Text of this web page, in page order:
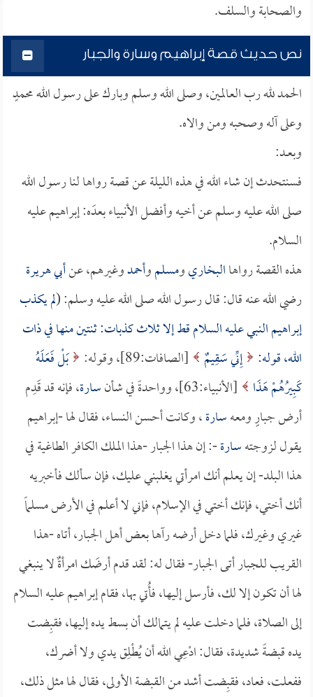
والصحابة والسلف.
نص حديث قصة إبراهيم وسارة والجبار
الحمد لله رب العالمين، وصلى الله وسلم وبارك على رسول الله محمدٍ
وعلى آله وصحبه ومن والاه.
وبعــد:
فسنتحدث إن شاء الله في هذه الليلة عن قصة رواها لنا رسول الله
صلى الله عليه وسلم عن أخيه وأفضل الأنبياء بعدَه: إبراهيم عليه
السلام.
هذه القصة رواهاالبخاريومسلموأحمدوغيرهم، عنأبي هريرة
رضي الله عنه قال: قال رسول الله صلى الله عليه وسلم: (لم يكذب
إبراهيم النبي عليه السلام قط إلا ثلاث كذبات: ثنتين منها في ذات
الله، قوله: إِنِّي سَقِيمٌ [الصافات:89]، وقوله:
بَلْ فَعَلَهُ
كَبِيرُهُمْ هَذَا
[الأنبياء:63]، وواحدةً في شأن سارة، فإنه قد قَدِم
أرض جبارٍ ومعهسارة، وكانت أحسن النساء، فقال لها -إبراهيم
يقول لزوجتهسارة-: إن هذا الجبار -هذا الملك الكافر الطاغية في
هذا البلد- إن يعلم أنك امرأتي يغلبني عليك، فإن سألك فأخبريه
أنك أختي، فإنك أختي في الإسلام، فإني لا أعلم في الأرض مسلماً
غيري وغيرك، فلما دخل أرضه رآها بعض أهل الجبار، أتاه -هذا
القريب للجبار أتى الجبار- فقال له: لقد قدم أرضَك امرأةٌ لا ينبغي
لها أن تكون إلا لك، فأرسل إليها، فأُتي بها، فقام إبراهيم عليه السلام
إلى الصلاة، فلما دخلت عليه لم يتمالك أن بسط يده إليها، فقبِضت
يده قبضةً شديدة، فقال: ادْعِي الله أن يُطْلِق يدي ولا أضرك،
ففعلت، فعاد، فقبِضت أشد من القبضة الأولى، فقال لها مثل ذلك،